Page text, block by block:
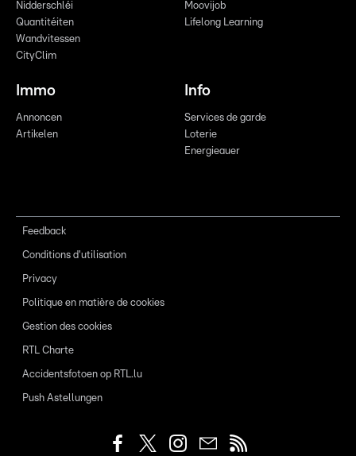
Nidderschléi
Quantitéiten
Wandvitessen
CityClim
Moovijob
Lifelong Learning
Immo
Annoncen
Artikelen
Info
Services de garde
Loterie
Energieauer
Feedback
Conditions d'utilisation
Privacy
Politique en matière de cookies
Gestion des cookies
RTL Charte
Accidentsfotoen op RTL.lu
Push Astellungen